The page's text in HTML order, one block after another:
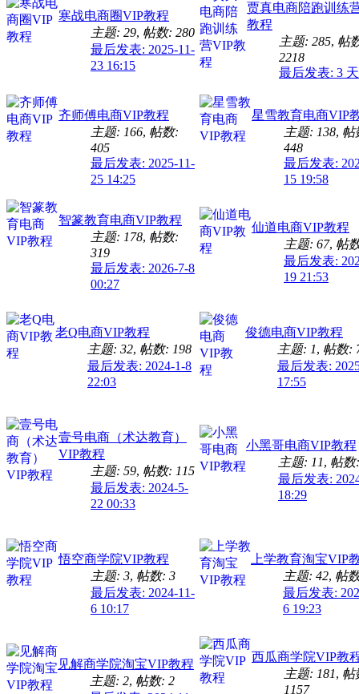
寒战电商圈VIP教程
主题: 29, 帖数: 280
最后发表: 2025-11-
23 16:15
贾真电商陪跑训练
教程
主题: 285, 帖
2218
最后发表: 3
齐师傅电商VIP教程
主题: 166, 帖数:
405
最后发表: 2025-11-
25 14:25
星雪教育电商VIP
主题: 138, 帖
448
最后发表:
15 19:58
智篆教育电商VIP教程
主题: 178, 帖数:
319
最后发表: 2026-7-8
00:27
仙道电商VIP教程
主题: 67, 帖
最后发表:
19 21:53
老Q电商VIP教程
主题: 32, 帖数: 198
最后发表: 2024-1-8
22:03
俊德电商VIP教程
主题: 1, 帖数:
最后发表:
17:55
壹号电商（术达教育）
VIP教程
主题: 59, 帖数: 115
最后发表: 2024-5-
22 00:33
小黑哥电商VIP教程
主题: 11, 帖数
最后发表:
18:29
悟空商学院VIP教程
主题: 3, 帖数: 3
最后发表: 2024-11-
6 10:17
上学教育淘宝VIP
主题: 42, 帖
最后发表:
6 19:23
见解商学院淘宝VIP教程
主题: 2, 帖数: 2
西瓜商学院VIP教
主题: 181, 帖
1157